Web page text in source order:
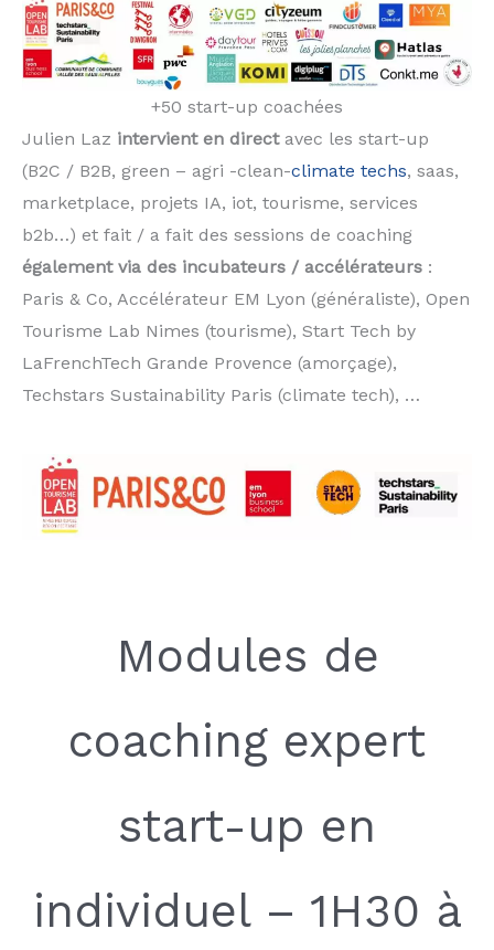
+50 start-up coachées
Julien Laz intervient en directavec les start-up
(B2C / B2B, green – agri -clean-climate techs, saas,
marketplace, projets IA, iot, tourisme, services
b2b…) et fait / a fait des sessions de coaching
également via des incubateurs / accélérateurs :
Paris & Co, Accélérateur EM Lyon (généraliste), Open
Tourisme Lab Nimes (tourisme), Start Tech by
LaFrenchTech Grande Provence (amorçage),
Techstars Sustainability Paris (climate tech), …
Modules de
coaching expert
start-up en
individuel – 1H30 à